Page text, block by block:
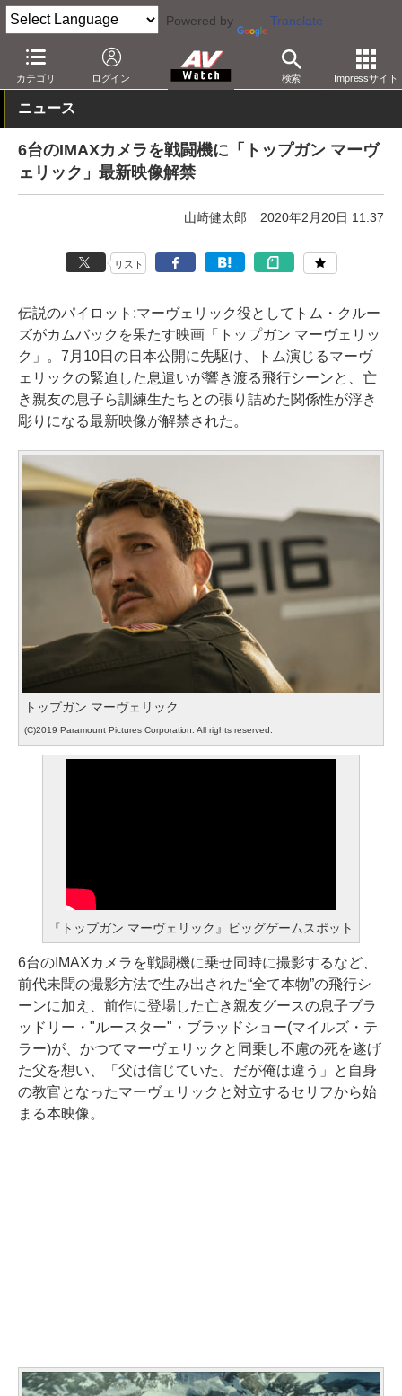
Powered by Translate
カテゴリ ログイン 検索 Impressサイト
AV Watch コンテンツ・サービス 映画 映画作品
ニュース
6台のIMAXカメラを戦闘機に「トップガン マーヴ
ェリック」最新映像解禁
山崎健太郎 2020年2月20日 11:37
リスト
伝説のパイロット:マーヴェリック役としてトム・クルー
ズがカムバックを果たす映画「トップガン マーヴェリッ
ク」。7月10日の日本公開に先駆け、トム演じるマーヴ
ェリックの緊迫した息遣いが響き渡る飛行シーンと、亡
き親友の息子ら訓練生たちとの張り詰めた関係性が浮き
彫りになる最新映像が解禁された。
トップガン マーヴェリック
(C)2019 Paramount Pictures Corporation. All rights reserved.
『トップガン マーヴェリック』ビッグゲームスポット
6台のIMAXカメラを戦闘機に乗せ同時に撮影するなど、
前代未聞の撮影方法で生み出された“全て本物”の飛行シ
ーンに加え、前作に登場した亡き親友グースの息子ブラ
ッドリー・"ルースター"・ブラッドショー(マイルズ・テ
ラー)が、かつてマーヴェリックと同乗し不慮の死を遂げ
た父を想い、「父は信じていた。だが俺は違う」と自身
の教官となったマーヴェリックと対立するセリフから始
まる本映像。